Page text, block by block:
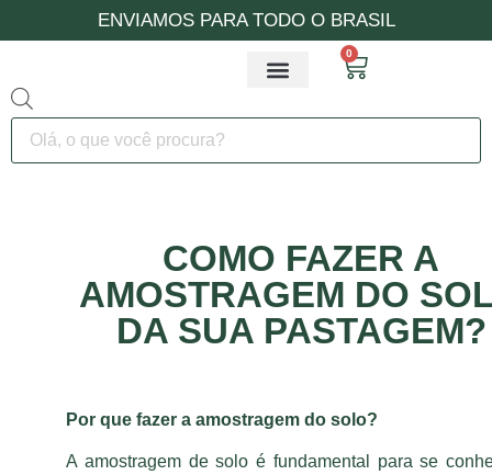
ENVIAMOS PARA TODO O BRASIL
0
COMO FAZER A
AMOSTRAGEM DO
DA SUA PASTAGEM?
Por que fazer a amostragem do solo?
A amostragem de solo é fundamental para se